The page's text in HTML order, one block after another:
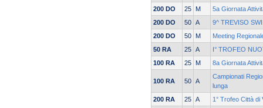
200 DO
25 M
5a Giornata
200 DO
50 A
9^ TREVISO
200 DO
50 M
Meeting
50 RA
25 A
I° TROFEO
100 RA
25 M 8a Giornata
100 RA 50 A
Campionati
lunga
200 RA
25 A
1° Trofeo Città di